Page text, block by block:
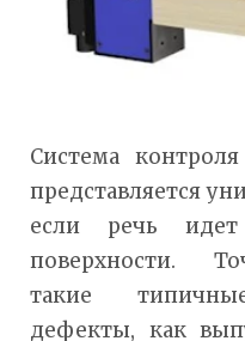
Система
представляется
если речь
поверхности.
такие
дефекты, как